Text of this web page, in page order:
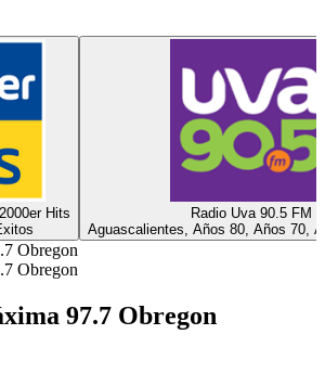
Hits
Radio Uva 90.5 FM
Aguascalientes, Años 80, Años 70,
Obregon
Obregon
97.7 Obregon